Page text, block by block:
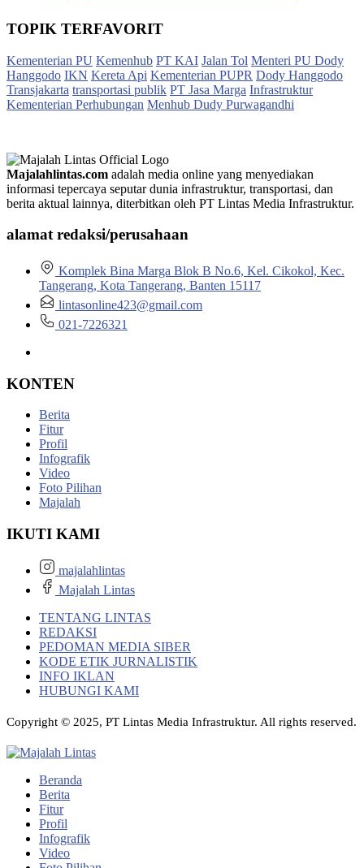
TOPIK TERFAVORIT
Kementerian PU Kemenhub PT KAI Jalan Tol Menteri PU Dody
Hanggodo IKN Kereta Api Kementerian PUPR Dody Hanggodo
Transjakarta transportasi publik PT Jasa Marga Infrastruktur
Kementerian Perhubungan Menhub Dudy Purwagandhi
Majalahlintas.com adalah media online yang menyediakan
informasi tepercaya seputar dunia infrastruktur, transportasi, dan
berita aktual lainnya, diterbitkan oleh PT Lintas Media Infrastruktur.
alamat redaksi/perusahaan
Komplek Bina Marga Blok B No.6, Kel. Cikokol, Kec.
Tangerang, Kota Tangerang, Banten 15117
lintasonline423@gmail.com
021-7226321
KONTEN
Berita
Fitur
Profil
Infografik
Video
Foto Pilihan
Majalah
IKUTI KAMI
majalahlintas
Majalah Lintas
TENTANG LINTAS
REDAKSI
PEDOMAN MEDIA SIBER
KODE ETIK JURNALISTIK
INFO IKLAN
HUBUNGI KAMI
Copyright © 2025, PT Lintas Media Infrastruktur. All rights reserved.
Beranda
Berita
Fitur
Profil
Infografik
Video